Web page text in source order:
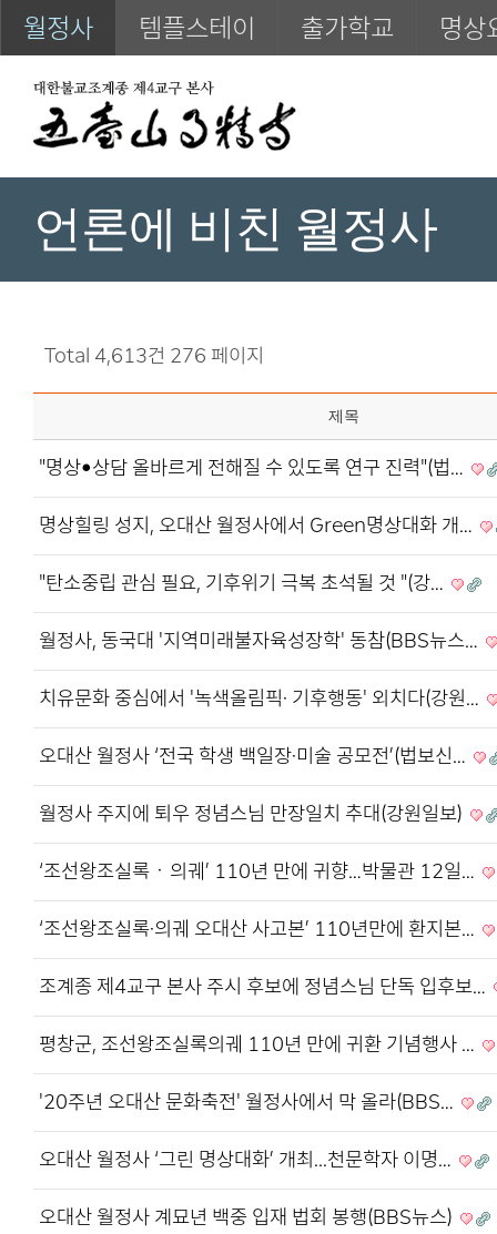
월정사 템플스테이 출가학교 명상
언론에 비친 월정사
Total 4,613건 276 페이지
제목
"명상•상담 올바르게 전해질 수 있도록 연구 진력"(법…
명상힐링 성지, 오대산 월정사에서 Green명상대화 개…
"탄소중립 관심 필요, 기후위기 극복 초석될 것 "(강…
월정사, 동국대 '지역미래불자육성장학' 동참(BBS뉴스…
치유문화 중심에서 '녹색올림픽· 기후행동' 외치다(강원…
오대산 월정사 ‘전국 학생 백일장·미술 공모전’(법보신…
월정사 주지에 퇴우 정념스님 만장일치 추대(강원일보)
‘조선왕조실록ㆍ의궤’ 110년 만에 귀향…박물관 12일…
‘조선왕조실록·의궤 오대산 사고본’ 110년만에 환지본…
조계종 제4교구 본사 주시 후보에 정념스님 단독 입후보…
평창군, 조선왕조실록의궤 110년 만에 귀환 기념행사 …
'20주년 오대산 문화축전' 월정사에서 막 올라(BBS…
오대산 월정사 ‘그린 명상대화’ 개최...천문학자 이명…
오대산 월정사 계묘년 백중 입재 법회 봉행(BBS뉴스)